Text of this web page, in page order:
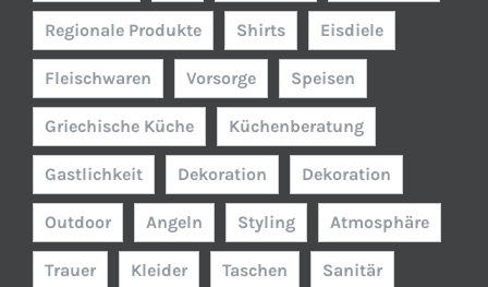
Regionale Produkte Shirts Eisdiele
Fleischwaren Vorsorge Speisen
Griechische Küche Küchenberatung
Gastlichkeit Dekoration Dekoration
Outdoor Angeln Styling Atmosphäre
Trauer Kleider Taschen Sanitär